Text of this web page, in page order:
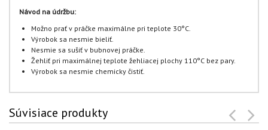
Návod na údržbu:
Možno prať v práčke maximálne pri teplote 30°C.
Výrobok sa nesmie bieliť.
Nesmie sa sušiť v bubnovej práčke.
Žehliť pri maximálnej teplote žehliacej plochy 110°C bez pary.
Výrobok sa nesmie chemicky čistiť.
Súvisiace produkty